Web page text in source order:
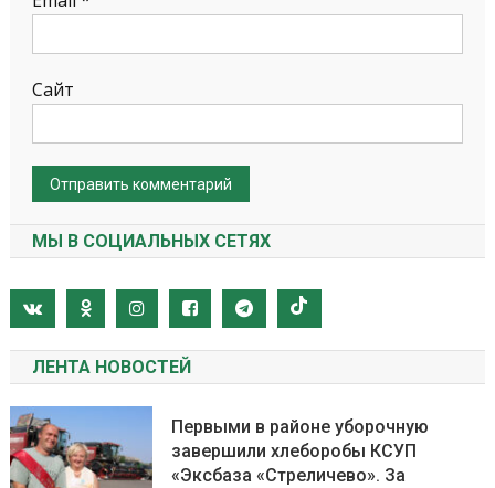
Сайт
МЫ В СОЦИАЛЬНЫХ СЕТЯХ
ЛЕНТА НОВОСТЕЙ
Первыми в районе уборочную
завершили хлеборобы КСУП
«Эксбаза «Стреличево». За